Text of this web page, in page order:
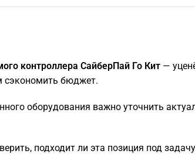
контроллера СайберПай Го Кит —
сэкономить бюджет.
оборудования важно уточнить
подходит ли эта позиция под